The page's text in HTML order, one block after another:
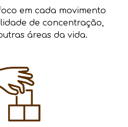
em cada movimento
de concentração,
áreas da vida.